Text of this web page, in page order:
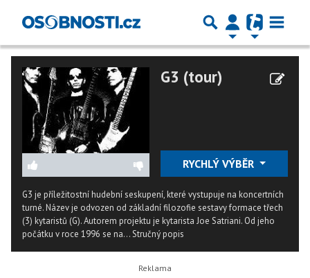
G3 (tour)
RYCHLÝ VÝBĚR
G3 je příležitostní hudební seskupení, které vystupuje na koncertních
turné. Název je odvozen od základní filozofie sestavy formace třech
(3) kytaristů (G). Autorem projektu je kytarista Joe Satriani. Od jeho
počátku v roce 1996 se na...Stručný popis